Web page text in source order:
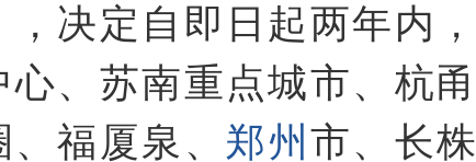
决定自即日起两年内，
、苏南重点城市、杭甬
福厦泉、 郑州 市、长株